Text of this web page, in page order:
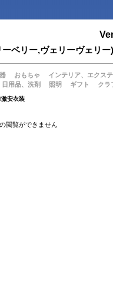
ベリー,ヴェリーヴェリ
おもちゃ インテリア、エクス
日用品、洗剤 照明 ギフト クラ
安衣装
閲覧ができません